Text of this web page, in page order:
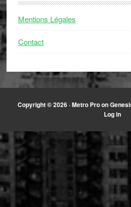
Mentions Légales
Contact
Copyright © 2026 ·Metro Proon
Log in